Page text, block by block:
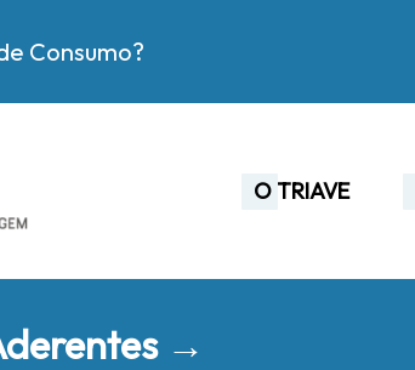
Consumo?
O TRIAVE
→